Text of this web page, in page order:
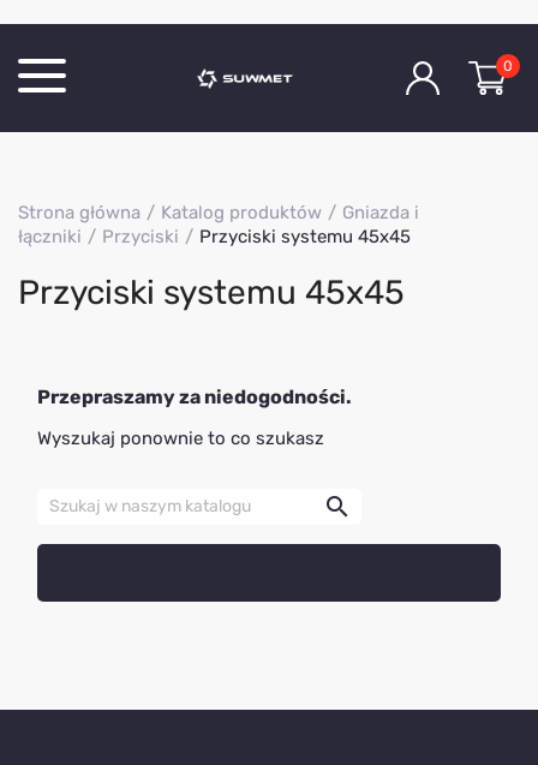
O Firmie
Kontakt
0
Strona główna Katalog produktów
Gniazda i
łączniki
Przyciski Przyciski systemu 45x45
Przyciski systemu 45x45
Przepraszamy za niedogodności.
Wyszukaj ponownie to co szukasz
